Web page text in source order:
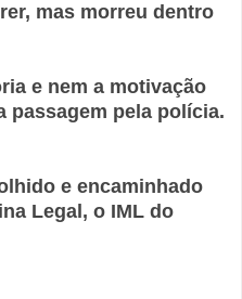
mas morreu dentro
e nem a motivação
passagem pela polícia.
e encaminhado
Legal, o IML do